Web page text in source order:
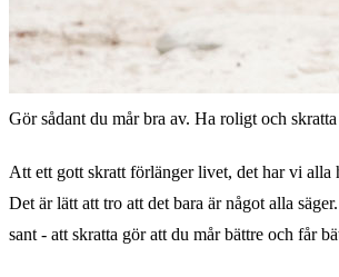
Gör sådant du mår bra av. Ha roligt och
Att ett gott skratt förlänger livet, det har vi alla
Det är lätt att tro att det bara är något alla
sant - att skratta gör att du mår bättre och får